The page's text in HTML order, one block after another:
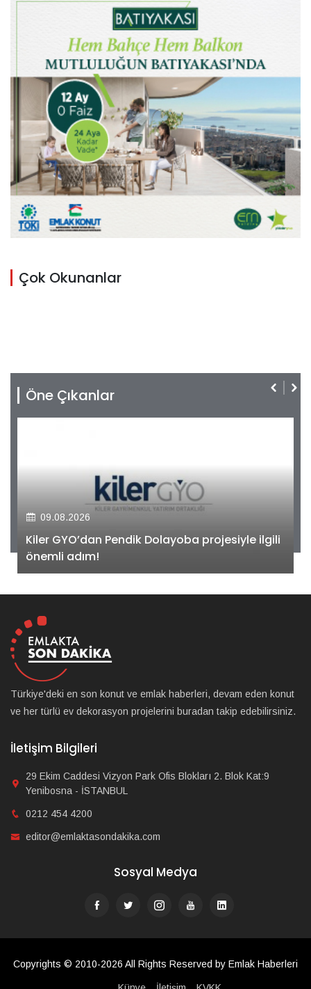
Çok Okunanlar
Öne Çıkanlar
09.08.2026
Kiler GYO’dan Pendik Dolayoba projesiyle ilgili
önemli adım!
Türkiye'deki en son konut ve emlak haberleri, devam eden konut
ve her türlü ev dekorasyon projelerini buradan takip edebilirsiniz.
İletişim Bilgileri
29 Ekim Caddesi Vizyon Park Ofis Blokları 2. Blok Kat:9
Yenibosna - İSTANBUL
0212 454 4200
editor@emlaktasondakika.com
Sosyal Medya
Copyrights © 2010-2026 All Rights Reserved by Emlak Haberleri